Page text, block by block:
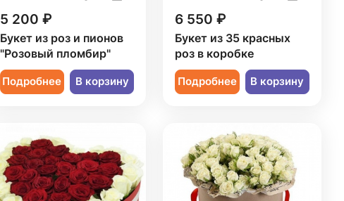
5 200 ₽
Букет из роз и пионов
"Розовый пломбир"
Подробнее В корзину
6 550 ₽
Букет из 35 красных
роз в коробке
Подробнее В корзину